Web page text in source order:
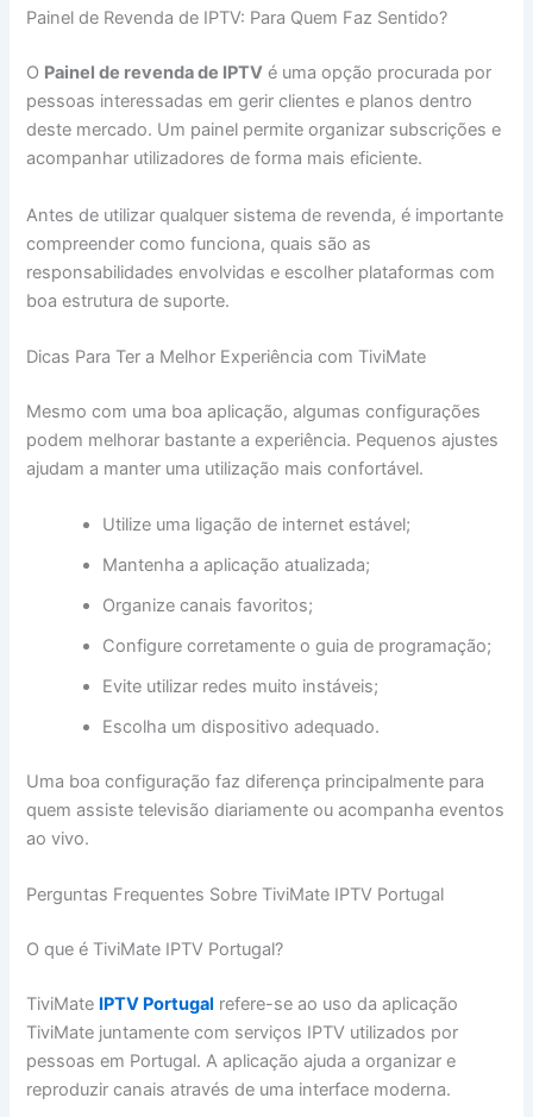
Painel de Revenda de IPTV: Para Quem Faz Sentido?
O Painel de revenda de IPTV é uma opção procurada por
pessoas interessadas em gerir clientes e planos dentro
deste mercado. Um painel permite organizar subscrições e
acompanhar utilizadores de forma mais eficiente.
Antes de utilizar qualquer sistema de revenda, é importante
compreender como funciona, quais são as
responsabilidades envolvidas e escolher plataformas com
boa estrutura de suporte.
Dicas Para Ter a Melhor Experiência com TiviMate
Mesmo com uma boa aplicação, algumas configurações
podem melhorar bastante a experiência. Pequenos ajustes
ajudam a manter uma utilização mais confortável.
Utilize uma ligação de internet estável;
Mantenha a aplicação atualizada;
Organize canais favoritos;
Configure corretamente o guia de programação;
Evite utilizar redes muito instáveis;
Escolha um dispositivo adequado.
Uma boa configuração faz diferença principalmente para
quem assiste televisão diariamente ou acompanha eventos
ao vivo.
Perguntas Frequentes Sobre TiviMate IPTV Portugal
O que é TiviMate IPTV Portugal?
TiviMate IPTV Portugal refere-se ao uso da aplicação
TiviMate juntamente com serviços IPTV utilizados por
pessoas em Portugal. A aplicação ajuda a organizar e
reproduzir canais através de uma interface moderna.